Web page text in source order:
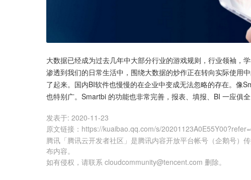
大数据已经成为过去几年中大部分行业的游戏规则，行业领袖，
渗透到我们的日常生活中，围绕大数据的炒作正在转向实际使用
了起来。国内BI软件也慢慢的在企业中变成无法忽略的存在。像
也特别广。Smartbi 的功能也非常完善，报表、填报、BI 一应俱全
发表于: 2020-11-23
原文链接 ： https://kuaibao.qq.com/s/
腾讯「腾讯云开发者社区」是腾讯内容开放平台帐号（企鹅号）
布内容。
如有侵权，请联系 cloudcommunity@tencent.com 删除。